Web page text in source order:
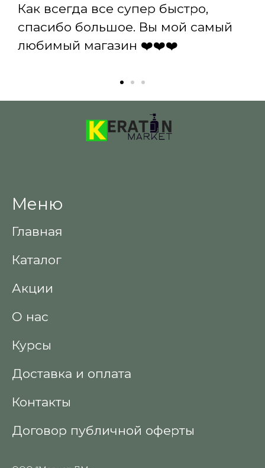
Как всегда все супер быстро,
спасибо большое. Вы мой самый
любимый магазин ❤️❤️❤️
Меню
Главная
Каталог
Акции
О нас
Курсы
Доставка и оплата
Контакты
Договор публичной оферты